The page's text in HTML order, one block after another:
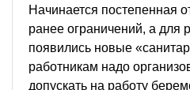
Начинается постепенная
ранее ограничений, а для
появились новые
работникам надо
допускать на работу